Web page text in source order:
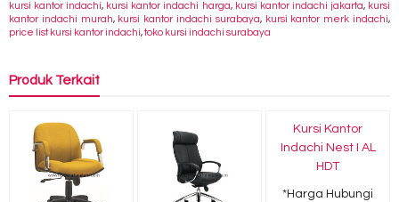
kursi kantor indachi, kursi kantor indachi harga, kursi kantor indachi jakarta, kursi
kantor indachi murah, kursi kantor indachi surabaya, kursi kantor merk indachi,
price list kursi kantor indachi,toko kursi indachi surabaya
Produk Terkait
Kursi Kantor
Indachi Nest I AL
HDT
*Harga Hubungi